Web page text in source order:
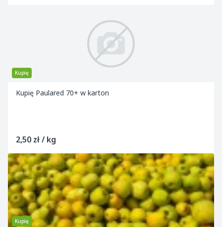
Kupię
Kupię Paulared 70+ w karton
2,50 zł / kg
Kupię